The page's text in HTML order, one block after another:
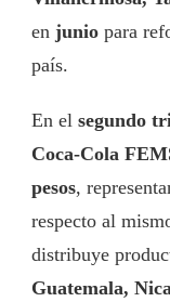
en junio para
país.
En el segundo
Coca-Cola
pesos,
respecto al
distribuye
Guatemala,